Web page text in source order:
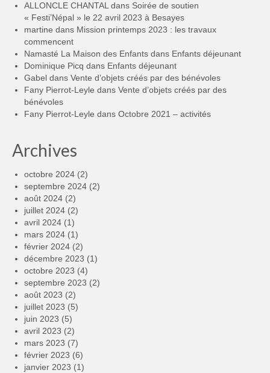
ALLONCLE CHANTAL dans Soirée de soutien
« Festi’Népal » le 22 avril 2023 à Besayes
martine dans Mission printemps 2023 : les travaux
commencent
Namasté La Maison des Enfants dans Enfants déjeunant
Dominique Picq dans Enfants déjeunant
Gabel dans Vente d’objets créés par des bénévoles
Fany Pierrot-Leyle dans Vente d’objets créés par des
bénévoles
Fany Pierrot-Leyle dans Octobre 2021 – activités
Archives
octobre 2024 (2)
septembre 2024 (2)
août 2024 (2)
juillet 2024 (2)
avril 2024 (1)
mars 2024 (1)
février 2024 (2)
décembre 2023 (1)
octobre 2023 (4)
septembre 2023 (2)
août 2023 (2)
juillet 2023 (5)
juin 2023 (5)
avril 2023 (2)
mars 2023 (7)
février 2023 (6)
janvier 2023 (1)